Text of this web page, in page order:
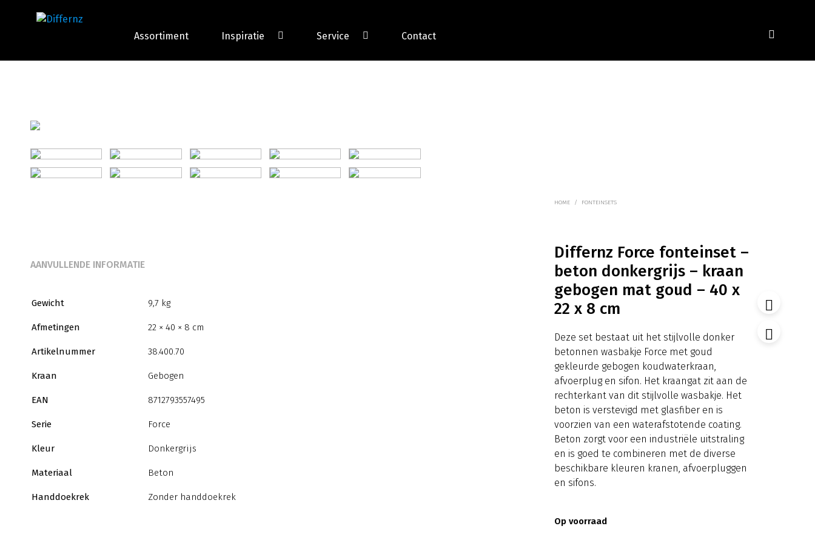
Assortiment Inspiratie Service Contact
HOME / FONTEINSETS
Differnz Force fonteinset –
beton donkergrijs – kraan
gebogen mat goud – 40 x
22 x 8 cm
Deze set bestaat uit het stijlvolle donker
betonnen wasbakje Force met goud
gekleurde gebogen koudwaterkraan,
afvoerplug en sifon. Het kraangat zit aan de
rechterkant van dit stijlvolle wasbakje. Het
beton is verstevigd met glasfiber en is
voorzien van een waterafstotende coating.
Beton zorgt voor een industriële uitstraling
en is goed te combineren met de diverse
beschikbare kleuren kranen, afvoerpluggen
en sifons.
Op voorraad
AANVULLENDE INFORMATIE
Gewicht 9,7 kg
Afmetingen 22 × 40 × 8 cm
Artikelnummer 38.400.70
Kraan Gebogen
EAN 8712793557495
Serie Force
Kleur Donkergrijs
Materiaal Beton
Handdoekrek Zonder handdoekrek